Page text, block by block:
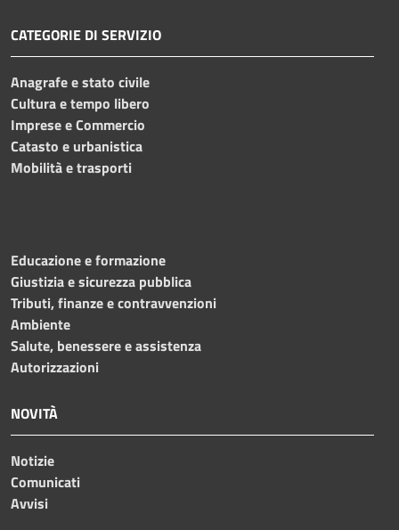
CATEGORIE DI SERVIZIO
Anagrafe e stato civile
Cultura e tempo libero
Imprese e Commercio
Catasto e urbanistica
Mobilità e trasporti
Educazione e formazione
Giustizia e sicurezza pubblica
Tributi, finanze e contravvenzioni
Ambiente
Salute, benessere e assistenza
Autorizzazioni
NOVITÀ
Notizie
Comunicati
Avvisi